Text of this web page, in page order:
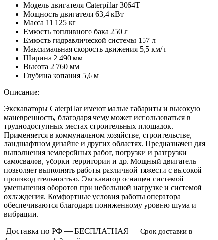
Модель двигателя Caterpillar 3064T
Мощность двигателя 63,4 кВт
Масса 11 125 кг
Емкость топливного бака 250 л
Емкость гидравлической системы 157 л
Максимальная скорость движения 5,5 км/ч
Ширина 2 490 мм
Высота 2 760 мм
Глубина копания 5,6 м
Описание:
Экскаваторы Caterpillar имеют малые габариты и высокую
маневренность, благодаря чему может использоваться в
труднодоступных местах строительных площадок.
Применяется в коммунальном хозяйстве, строительстве,
ландшафтном дизайне и других областях. Предназначен для
выполнения землеройных работ, погрузки и разгрузки
самосвалов, уборки территории и др. Мощный двигатель
позволяет выполнять работы различной тяжести с высокой
производительностью. Экскаватор оснащен системой
уменьшения оборотов при небольшой нагрузке и системой
охлаждения. Комфортные условия работы оператора
обеспечиваются благодаря пониженному уровню шума и
вибрации.
Доставка по РФ — БЕСПЛАТНАЯ
Срок доставки в